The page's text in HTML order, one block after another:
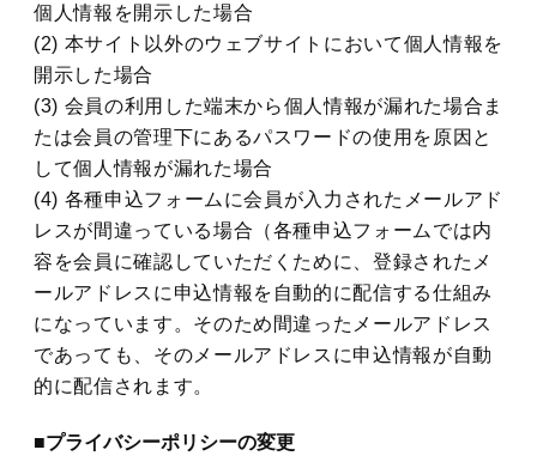
個人情報を開示した場合
(2) 本サイト以外のウェブサイトにおいて個人情報を
開示した場合
(3) 会員の利用した端末から個人情報が漏れた場合ま
たは会員の管理下にあるパスワードの使用を原因と
して個人情報が漏れた場合
(4) 各種申込フォームに会員が入力されたメールアド
レスが間違っている場合（各種申込フォームでは内
容を会員に確認していただくために、登録されたメ
ールアドレスに申込情報を自動的に配信する仕組み
になっています。そのため間違ったメールアドレス
であっても、そのメールアドレスに申込情報が自動
的に配信されます。
■プライバシーポリシーの変更